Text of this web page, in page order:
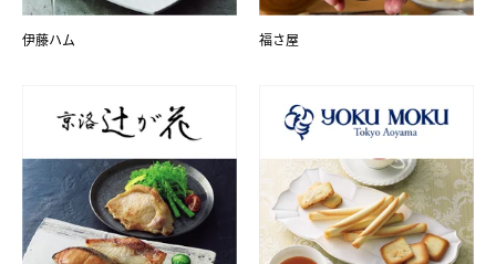
伊藤ハム 福さ屋